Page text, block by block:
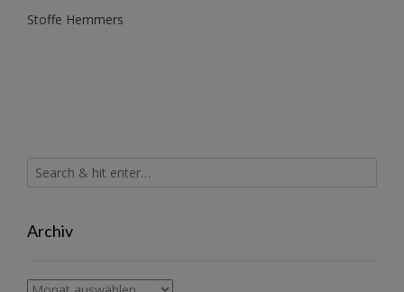
Stoffe Hemmers
Archiv
Archiv